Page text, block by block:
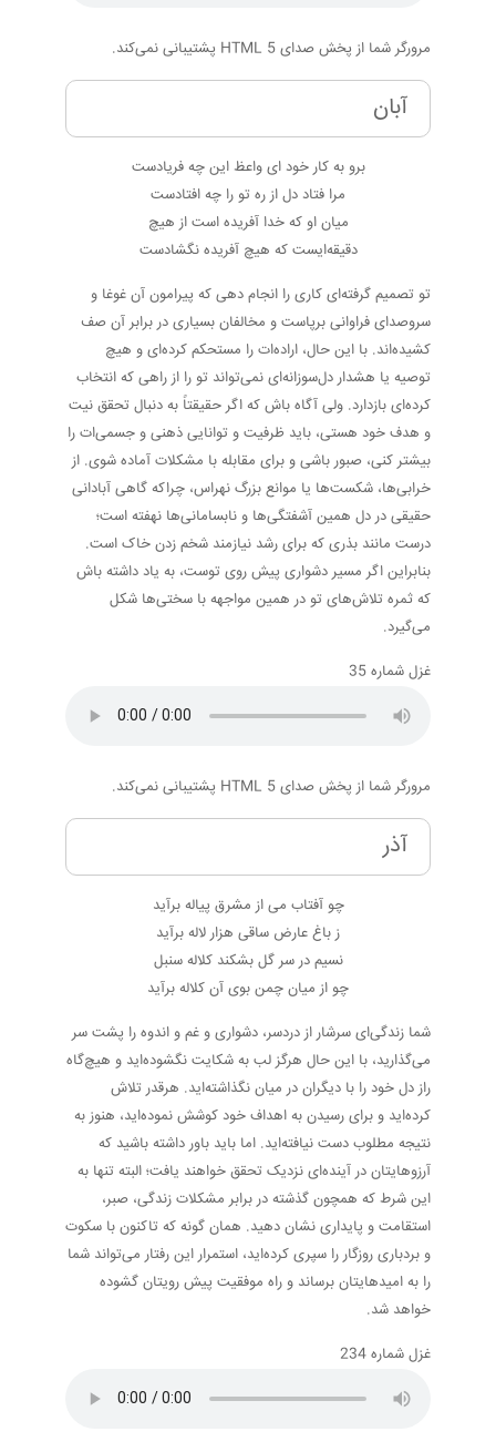
مرورگر شما از پخش صدای HTML 5 پشتیبانی نمی‌کند.
آبان
برو به کار خود ای واعظ این چه فریادست
مرا فتاد دل از ره تو را چه افتادست
میان او که خدا آفریده است از هیچ
دقیقه‌ایست که هیچ آفریده نگشادست
تو تصمیم گرفته‌ای کاری را انجام دهی که پیرامون آن غوغا و
سروصدای فراوانی برپاست و مخالفان بسیاری در برابر آن صف
کشیده‌اند. با این حال، اراده‌ات را مستحکم کرده‌ای و هیچ
توصیه یا هشدار دل‌سوزانه‌ای نمی‌تواند تو را از راهی که انتخاب
کرده‌ای بازدارد. ولی آگاه باش که اگر حقیقتاً به دنبال تحقق نیت
و هدف خود هستی، باید ظرفیت و توانایی ذهنی و جسمی‌ات را
بیشتر کنی، صبور باشی و برای مقابله با مشکلات آماده شوی. از
خرابی‌ها، شکست‌ها یا موانع بزرگ نهراس، چراکه گاهی آبادانی
حقیقی در دل همین آشفتگی‌ها و نابسامانی‌ها نهفته است؛
درست مانند بذری که برای رشد نیازمند شخم زدن خاک است.
بنابراین اگر مسیر دشواری پیش روی توست، به یاد داشته باش
که ثمره تلاش‌های تو در همین مواجهه با سختی‌ها شکل
می‌گیرد.
غزل شماره 35
مرورگر شما از پخش صدای HTML 5 پشتیبانی نمی‌کند.
آذر
چو آفتاب می از مشرق پیاله برآید
ز باغ عارض ساقی هزار لاله برآید
نسیم در سر گل بشکند کلاله سنبل
چو از میان چمن بوی آن کلاله برآید
شما زندگی‌ای سرشار از دردسر، دشواری و غم و اندوه را پشت سر
می‌گذارید، با این حال هرگز لب به شکایت نگشوده‌اید و هیچ‌گاه
راز دل خود را با دیگران در میان نگذاشته‌اید. هرقدر تلاش
کرده‌اید و برای رسیدن به اهداف خود کوشش نموده‌اید، هنوز به
نتیجه مطلوب دست نیافته‌اید. اما باید باور داشته باشید که
آرزوهایتان در آینده‌ای نزدیک تحقق خواهند یافت؛ البته تنها به
این شرط که همچون گذشته در برابر مشکلات زندگی، صبر،
استقامت و پایداری نشان دهید. همان گونه که تاکنون با سکوت
و بردباری روزگار را سپری کرده‌اید، استمرار این رفتار می‌تواند شما
را به امیدهایتان برساند و راه موفقیت پیش رویتان گشوده
خواهد شد.
غزل شماره 234